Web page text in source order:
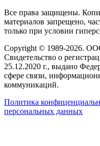
Все права защищены.
материалов запрещено,
только при условии
Copyright © 1989-2026.
Свидетельство о
25.12.2020 г., выдано
сфере связи,
коммуникаций.
Политика
персональных данных